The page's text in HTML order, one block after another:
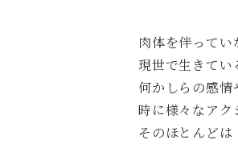
肉体を伴ってい
現世で生きてい
何かしらの感情
時に様々なアク
そのほとんどは